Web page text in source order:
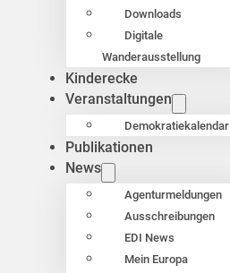
Downloads
Digitale
Wanderausstellung
Kinderecke
Veranstaltungen
Demokratiekalendar
Publikationen
News
Agenturmeldungen
Ausschreibungen
EDI News
Mein Europa